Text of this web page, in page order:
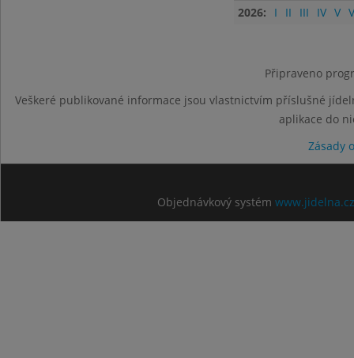
2026:
I II III IV V
Připraveno
Veškeré publikované informace jsou vlastnictvím příslušné
aplikace do
Zásady
Objednávkový systém www.jidelna.cz